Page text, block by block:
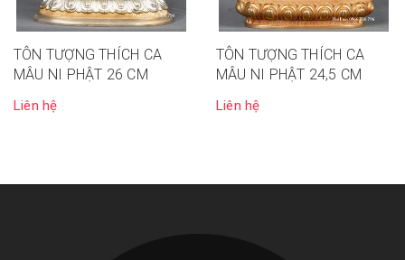
TÔN TƯỢNG THÍCH CA
MÂU NI PHẬT 26 CM
Liên hệ
TÔN TƯỢNG THÍCH CA
MÂU NI PHẬT 24,5 CM
Liên hệ